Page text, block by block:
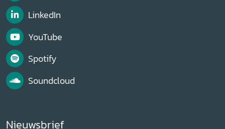
LinkedIn
YouTube
Spotify
Soundcloud
Nieuwsbrief